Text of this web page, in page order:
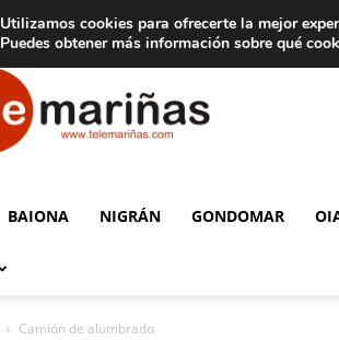
Aviso legal Tarifas de publicidad
Telemariñas
BAIONA NIGRÁN GONDOMAR
Camión de alumbrado
Utilizamos cookies para ofrecerte la mejor
Puedes obtener más información sobre qué